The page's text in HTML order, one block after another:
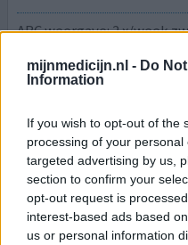
mijnmedicijn.nl - Do
Information
If you wish to opt-out of the
processing of your
targeted advertising by us,
section to confirm your
opt-out request is
interest-based ads based
us or personal information
ABC weergave: 2 x/week
bukken. Water tussen de
altijd een bron van
, beetje schimmel rotting
kleine teen links. Echt
Zat.27-7-19 22:00 rode